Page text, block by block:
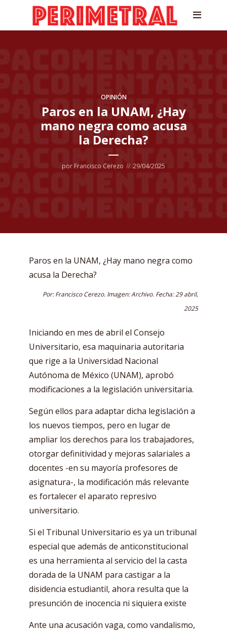
OPINIÓN
Paros en la UNAM, ¿Hay
mano negra como acusa
la Derecha?
por Francisco Cerezo 29/04/2025
Paros en la UNAM, ¿Hay mano negra como
acusa la Derecha?
Por: Francisco Cerezo. Imagen: Archivo. Fecha: 29 abril,
2025
Iniciando en mes de abril el Consejo
Universitario, esa maquinaria autoritaria
que rige a la Universidad Nacional
Autónoma de México (UNAM), aprobó
modificaciones a la legislación universitaria.
Según ellos para adaptar dicha legislación a
los nuevos tiempos, pero en lugar de
ampliar los derechos para los trabajadores,
otorgar definitividad y mejoras salariales a
docentes -en su mayoría profesores de
asignatura-, la modificación más relevante
es fortalecer el aparato represivo
universitario.
Si el Tribunal Universitario es ya un tribunal
especial que además de anticonstitucional
es una herramienta al servicio del la casta
dorada de la UNAM para castigar a la
disidencia estudiantil, ahora resulta que la
presunción de inocencia ni siquiera existe
Ante una acusación vaga, como vandalismo,